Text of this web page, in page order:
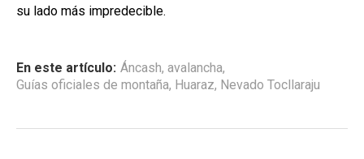
su lado más impredecible.
En este artículo: Áncash, avalancha,
Guías oficiales de montaña, Huaraz, Nevado Tocllaraju